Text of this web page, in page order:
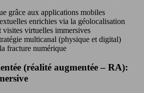
grâce aux applications mobiles
enrichies via la géolocalisation
visites virtuelles immersives
multicanal (physique et digital)
fracture numérique
(réalité augmentée – RA):